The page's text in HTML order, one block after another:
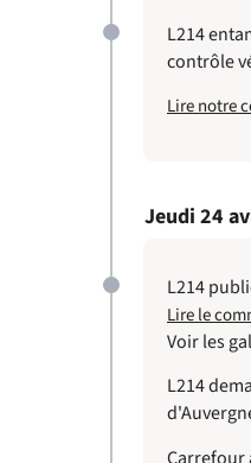
L214
contrôle
Lire notre
Jeudi 24
L214
Lire le
Voir les
L214